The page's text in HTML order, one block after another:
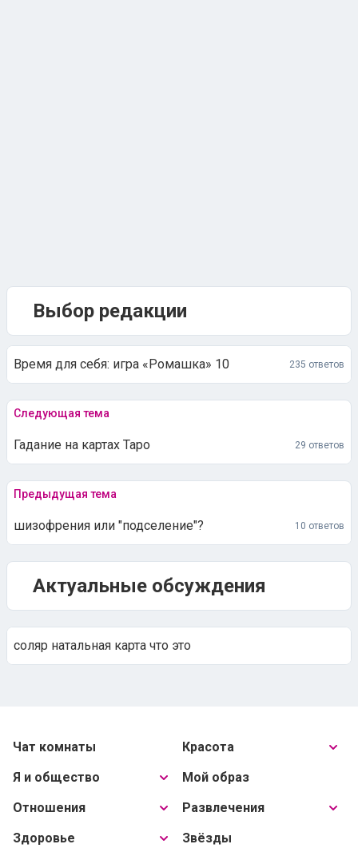
Выбор редакции
Время для себя: игра «Ромашка» 10 235 ответов
Следующая тема
Гадание на картах Таро 29 ответов
Предыдущая тема
шизофрения или "подселение"? 10 ответов
Актуальные обсуждения
соляр натальная карта что это
Чат комнаты
Я и общество
Отношения
Здоровье
Красота
Мой образ
Развлечения
Звёзды